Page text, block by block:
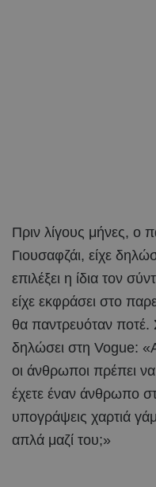
Πριν λίγους μήνες, ο
Γιουσαφζάι, είχε
επιλέξει η ίδια τον
είχε εκφράσει στο
θα παντρευόταν ποτέ.
δηλώσει στη Vogue:
οι άνθρωποι πρέπει
έχετε έναν άνθρωπο
υπογράψεις χαρτιά
απλά μαζί του;»